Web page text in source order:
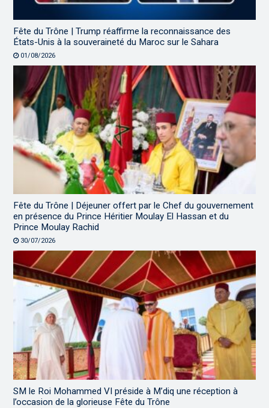
Fête du Trône | Trump réaffirme la reconnaissance des
États-Unis à la souveraineté du Maroc sur le Sahara
01/08/2026
Fête du Trône | Déjeuner offert par le Chef du gouvernement
en présence du Prince Héritier Moulay El Hassan et du
Prince Moulay Rachid
30/07/2026
SM le Roi Mohammed VI préside à M’diq une réception à
l’occasion de la glorieuse Fête du Trône